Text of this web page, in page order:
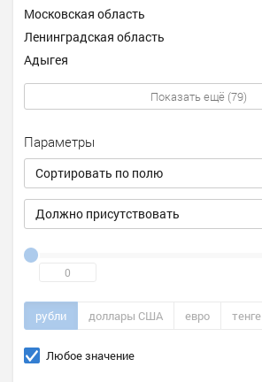
Московская область
Ленинградская область
Адыгея
Показать ещё (79)
Параметры
Сортировать по полю
Должно присутствовать
рубли доллары США евро тенге
Любое значение